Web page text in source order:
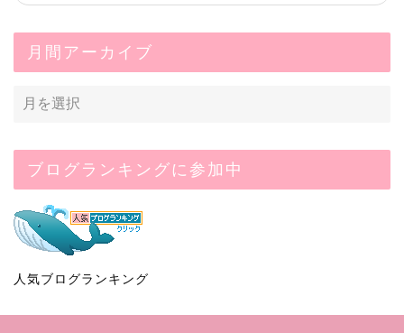
月間アーカイブ
ブログランキングに参加中
人気ブログランキング